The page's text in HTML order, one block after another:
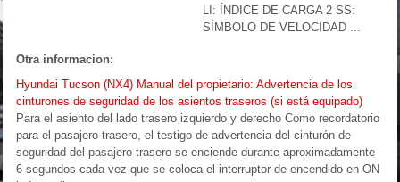
LI: ÍNDICE DE CARGA 2 SS:
SÍMBOLO DE VELOCIDAD ...
Otra informacion:
Hyundai Tucson (NX4) Manual del propietario: Advertencia de los
cinturones de seguridad de los asientos traseros (si está equipado)
Para el asiento del lado trasero izquierdo y derecho Como recordatorio
para el pasajero trasero, el testigo de advertencia del cinturón de
seguridad del pasajero trasero se enciende durante aproximadamente
6 segundos cada vez que se coloca el interruptor de encendido en ON